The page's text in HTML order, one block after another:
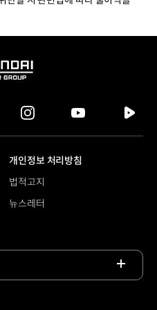
instagram
tv
개인정보 처리방침
법적고지
뉴스레터